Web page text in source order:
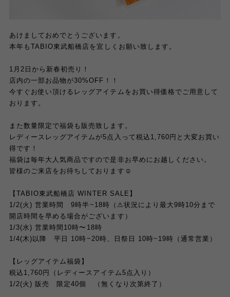
あけましておめでとうございます。
本年もTABIO東武船橋店を宜しくお願い致します。
1月2日から新春初売り！
店内の一部お品物が30%OFF！！
今すぐお使い頂けるレッグアイテムをお買い得価格でご用意して
おります。
また数量限定で福袋も販売致します。
レディースレッグアイテムが5点入って税込1,760円と大変お買い
得です！
福袋は毎年大人気商品ですので是非お早めにお越しください。
皆様のご来店をお待ちしております☺︎
【TABIO東武船橋店 WINTER SALE】
1/2(火) 営業時間 9時半~18時（⚠︎状況により最大9時10分まで
開店時間を早める場合がございます）
1/3(水) 営業時間10時〜18時
1/4(木)以降 平日 10時~20時、日祭日 10時~19時（通常営業）
【レッグアイテム福袋】
税込1,760円（レディースアイテム5点入り）
1/2(火) 販売 限定40個 （無くなり次第終了）